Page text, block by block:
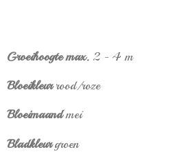
Groeihoogte max. 2 - 4 m
Bloeikleurrood/roze
Bloeimaandmei
Bladkleurgroen